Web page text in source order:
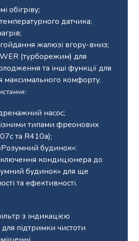
обігріву;
датчика;
жалюзі вгору-вниз;
(турборежим) для
та інші функції для
максимального комфорту.
насос;
типами фреонових
та R410a);
будинок»:
кондиціонера до
будинок» для ще
та ефективності.
з індикацією
підтримки чистоти